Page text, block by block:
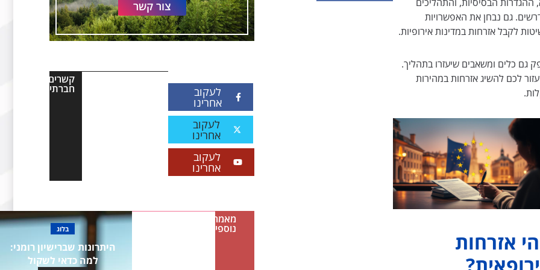
גם נבחן את האפשרויות
לקבל אזרחות במדינות אירופיות.
גם כלים ומשאבים שיעזרו בתהליך.
לכם להשיג אזרחות במהירות
אזרחות
צור קשר
קשרים
חברתיים לעקוב
אחרינו
לעקוב
אחרינו
לעקוב
אחרינו
מאמרים
נוספים בלוג
היתרונות שברישיון רומני:
למה כדאי לשקול